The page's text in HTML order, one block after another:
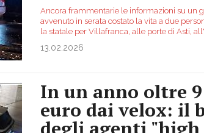
Ancora frammentarie le informazioni su un
avvenuto in serata costato la vita a due
la statale per Villafranca, alle porte di Asti,
13.02.2026
In un anno oltre
euro dai velox: il
degli agenti "high